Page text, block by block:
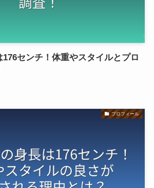
センチ！体重やスタイルとプロ
プロフィール